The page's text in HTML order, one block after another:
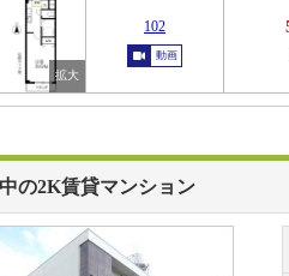
102
動画
の2K賃貸マンション